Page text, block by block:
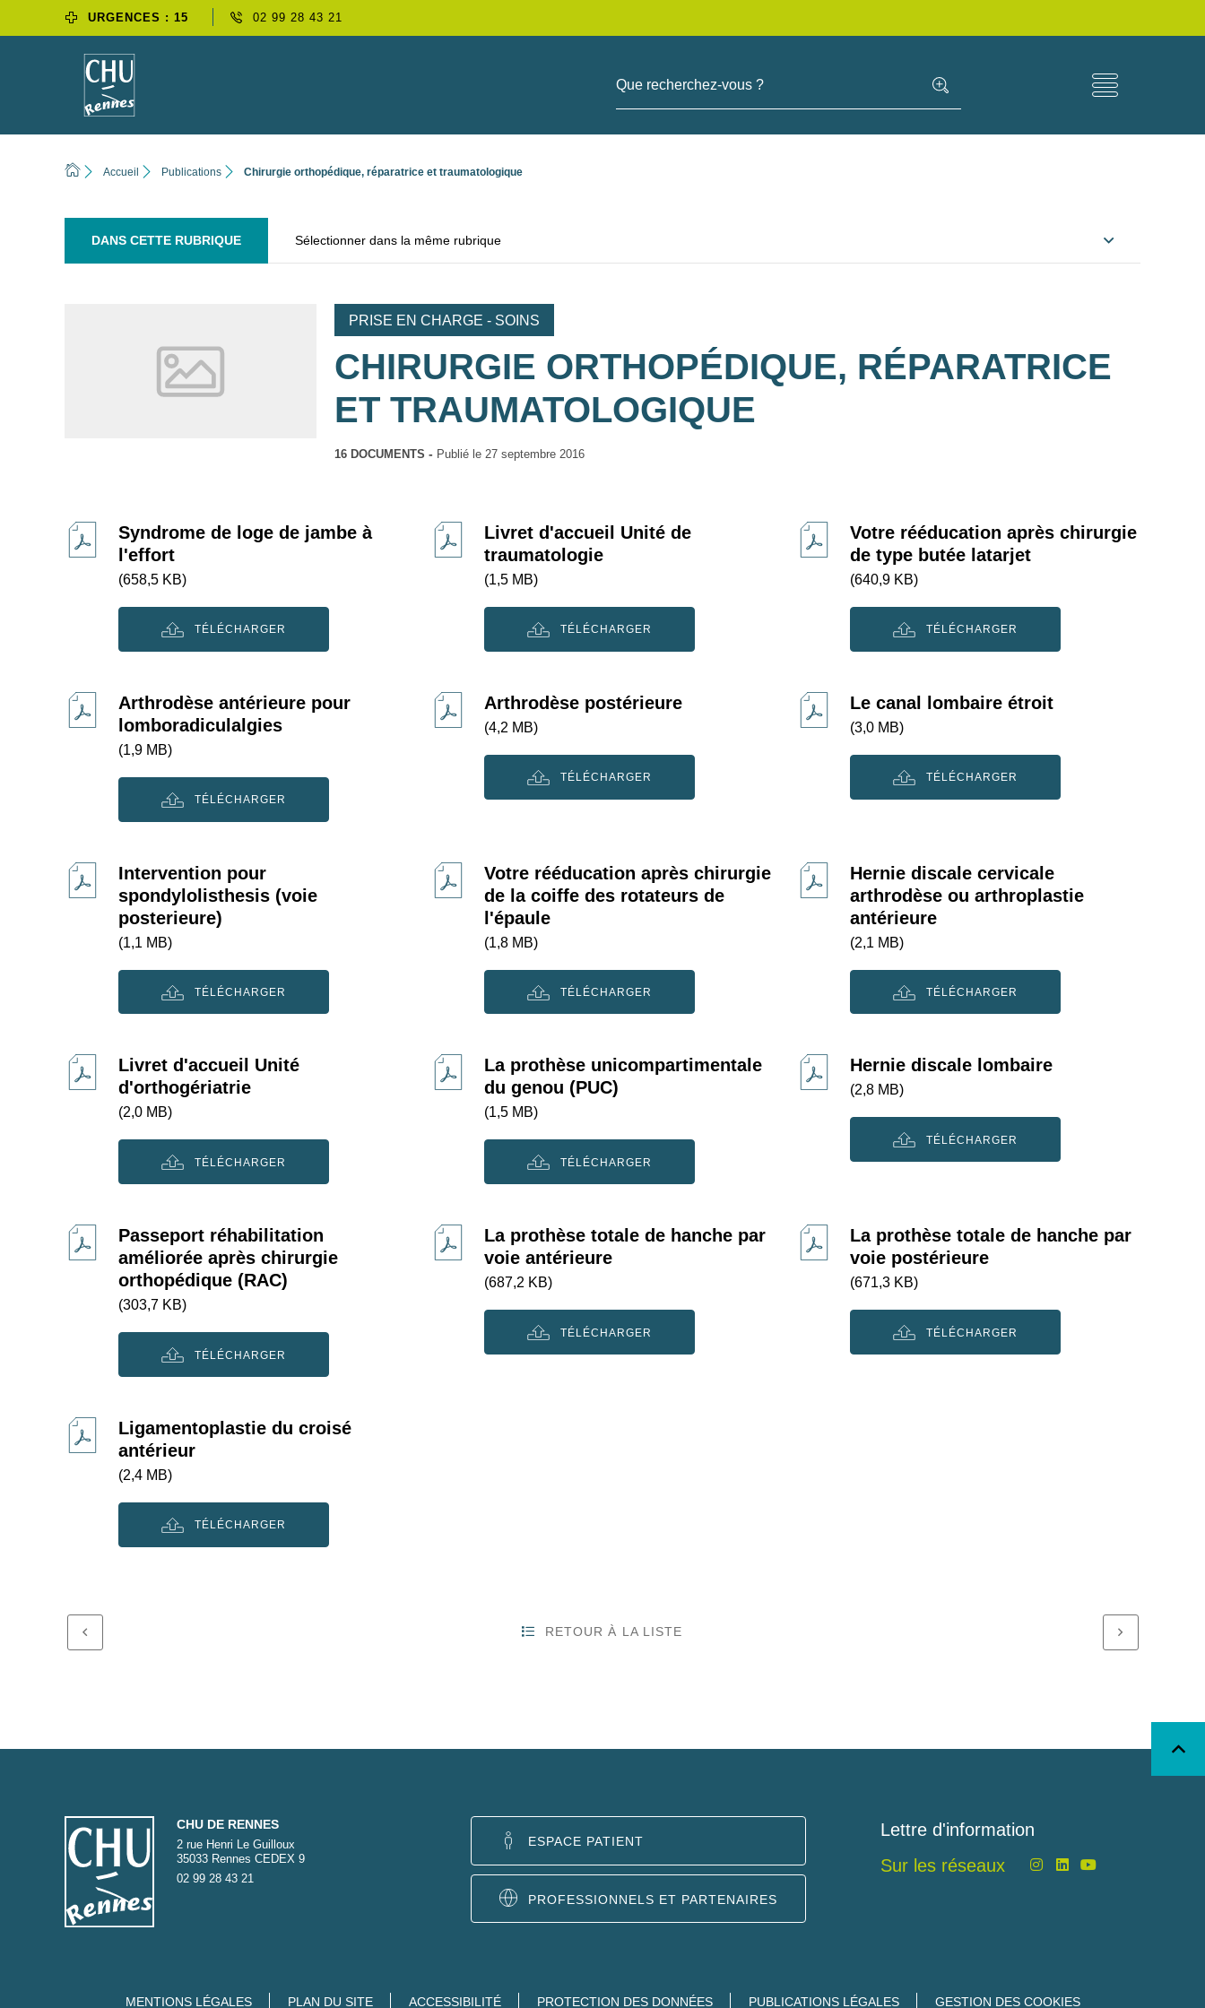
URGENCES : 15 02 99 28 43 21
Que recherchez-vous ?
Accueil Publications Chirurgie orthopédique, réparatrice et traumatologique
DANS CETTE RUBRIQUE Sélectionner dans la même rubrique
PRISE EN CHARGE - SOINS
CHIRURGIE ORTHOPÉDIQUE, RÉPARATRICE
ET TRAUMATOLOGIQUE
16 DOCUMENTS Publié le 27 septembre 2016
Syndrome de loge de jambe à
l'effort
(658,5 KB)
TÉLÉCHARGER
Livret d'accueil Unité de
traumatologie
(1,5 MB)
TÉLÉCHARGER
Votre rééducation après chirurgie
de type butée latarjet
(640,9 KB)
TÉLÉCHARGER
Arthrodèse antérieure pour
lomboradiculalgies
(1,9 MB)
TÉLÉCHARGER
Arthrodèse postérieure
(4,2 MB)
TÉLÉCHARGER
Le canal lombaire étroit
(3,0 MB)
TÉLÉCHARGER
Intervention pour
spondylolisthesis (voie
posterieure)
(1,1 MB)
TÉLÉCHARGER
Votre rééducation après chirurgie
de la coiffe des rotateurs de
l'épaule
(1,8 MB)
TÉLÉCHARGER
Hernie discale cervicale
arthrodèse ou arthroplastie
antérieure
(2,1 MB)
TÉLÉCHARGER
Livret d'accueil Unité
d'orthogériatrie
(2,0 MB)
TÉLÉCHARGER
La prothèse unicompartimentale
du genou (PUC)
(1,5 MB)
TÉLÉCHARGER
Hernie discale lombaire
(2,8 MB)
TÉLÉCHARGER
Passeport réhabilitation
améliorée après chirurgie
orthopédique (RAC)
(303,7 KB)
TÉLÉCHARGER
La prothèse totale de hanche par
voie antérieure
(687,2 KB)
TÉLÉCHARGER
La prothèse totale de hanche par
voie postérieure
(671,3 KB)
TÉLÉCHARGER
Ligamentoplastie du croisé
antérieur
(2,4 MB)
TÉLÉCHARGER
RETOUR À LA LISTE
CHU DE RENNES
2 rue Henri Le Guilloux
35033 Rennes CEDEX 9
02 99 28 43 21
ESPACE PATIENT
PROFESSIONNELS ET PARTENAIRES
Lettre d'information
Sur les réseaux
MENTIONS LÉGALES PLAN DU SITE ACCESSIBILITÉ PROTECTION DES DONNÉES PUBLICATIONS LÉGALES GESTION DES COOKIES